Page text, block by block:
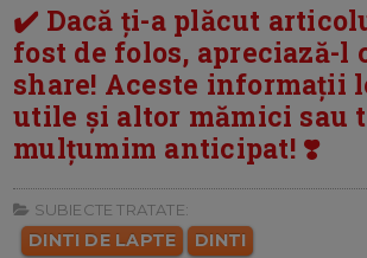
✔️ Dacă ți-a plăcut
fost de folos, apreciază-l
share! Aceste informații
utile și altor mămici sau
mulțumim anticipat! ❣️
SUBIECTE TRATATE:
DINTI DE LAPTE
DINTI